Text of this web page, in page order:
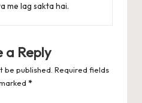
me lag sakta hai.
a Reply
be published. Required fields
*